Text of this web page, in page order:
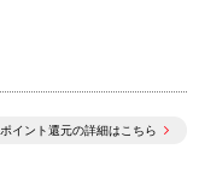
ポイント還元の詳細はこちら